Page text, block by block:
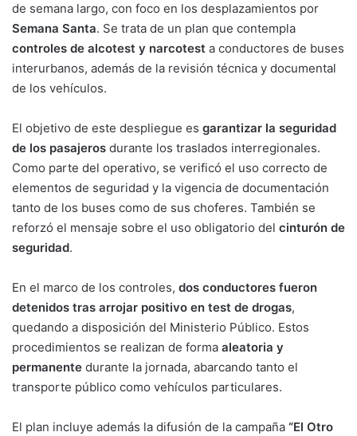
de semana largo, con foco en los desplazamientos por
Semana Santa. Se trata de un plan que contempla
controles de alcotest y narcotest a conductores de buses
interurbanos, además de la revisión técnica y documental
de los vehículos.
El objetivo de este despliegue es garantizar la seguridad
de los pasajeros durante los traslados interregionales.
Como parte del operativo, se verificó el uso correcto de
elementos de seguridad y la vigencia de documentación
tanto de los buses como de sus choferes. También se
reforzó el mensaje sobre el uso obligatorio del cinturón de
seguridad.
En el marco de los controles, dos conductores fueron
detenidos tras arrojar positivo en test de drogas,
quedando a disposición del Ministerio Público. Estos
procedimientos se realizan de forma aleatoria y
permanente durante la jornada, abarcando tanto el
transporte público como vehículos particulares.
El plan incluye además la difusión de la campaña “El Otro